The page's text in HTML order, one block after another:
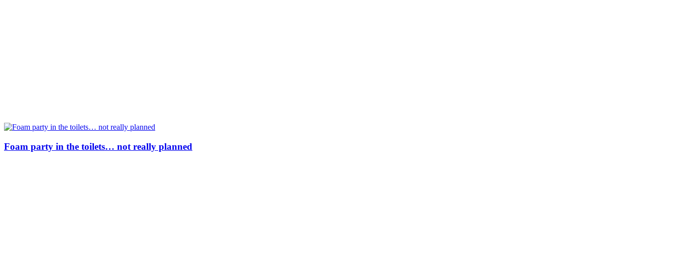
Foam party in the toilets… not really planned